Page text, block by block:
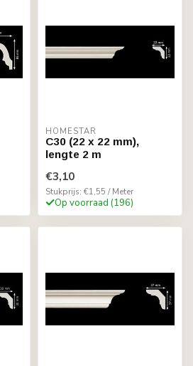
HOMESTAR
C30 (22 x 22 mm),
lengte 2 m
€3,10
Stukprijs: €1,55 / Meter
Op voorraad (196)